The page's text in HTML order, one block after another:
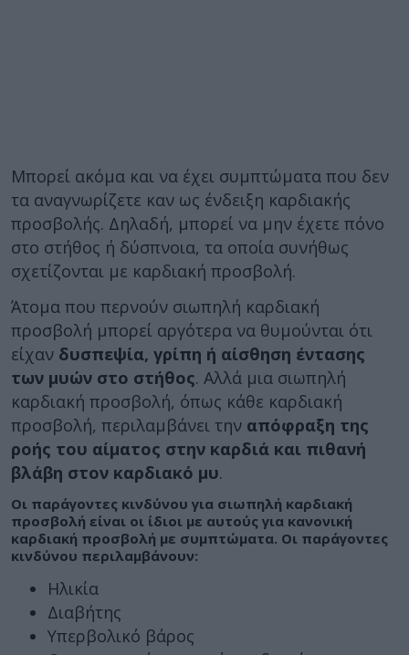
Μπορεί ακόμα και να έχει συμπτώματα που δεν
τα αναγνωρίζετε καν ως ένδειξη καρδιακής
προσβολής. Δηλαδή, μπορεί να μην έχετε πόνο
στο στήθος ή δύσπνοια, τα οποία συνήθως
σχετίζονται με καρδιακή προσβολή.
Άτομα που περνούν σιωπηλή καρδιακή
προσβολή μπορεί αργότερα να θυμούνται ότι
είχαν δυσπεψία, γρίπη ή αίσθηση έντασης
των μυών στο στήθος. Αλλά μια σιωπηλή
καρδιακή προσβολή, όπως κάθε καρδιακή
προσβολή, περιλαμβάνει την απόφραξη της
ροής του αίματος στην καρδιά και πιθανή
βλάβη στον καρδιακό μυ.
Οι παράγοντες κινδύνου για σιωπηλή καρδιακή
προσβολή είναι οι ίδιοι με αυτούς για κανονική
καρδιακή προσβολή με συμπτώματα. Οι παράγοντες
κινδύνου περιλαμβάνουν:
Ηλικία
Διαβήτης
Υπερβολικό βάρος